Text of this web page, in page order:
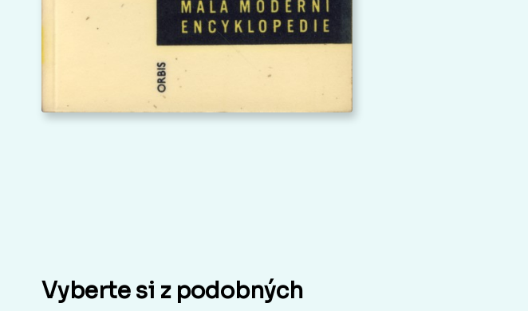
Vyberte si z podobných